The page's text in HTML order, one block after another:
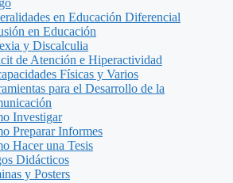
en Educación Diferencial
en Educación
y Discalculia
de Atención e Hiperactividad
Físicas y Varios
para el Desarrollo de la
Investigar
Preparar Informes
Hacer una Tesis
Didácticos
y Posters